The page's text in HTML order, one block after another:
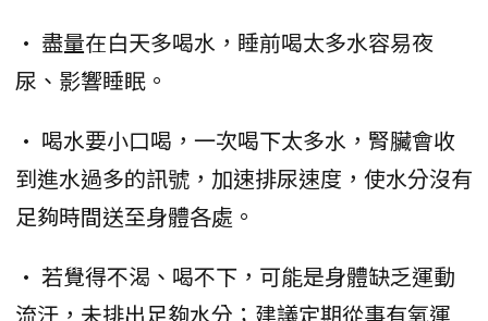
• 盡量在白天多喝水，睡前喝太多水容易夜
尿、影響睡眠。
• 喝水要小口喝，一次喝下太多水，腎臟會收
到進水過多的訊號，加速排尿速度，使水分沒有
足夠時間送至身體各處。
• 若覺得不渴、喝不下，可能是身體缺乏運動
流汗，未排出足夠水分；建議定期從事有氧運